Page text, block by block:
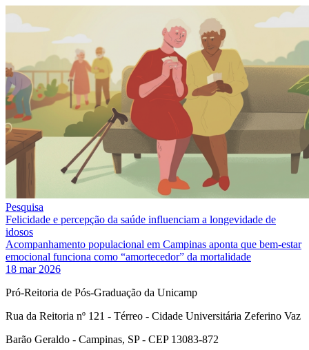
Pesquisa
Felicidade e percepção da saúde influenciam a longevidade de
idosos
Acompanhamento populacional em Campinas aponta que bem-estar
emocional funciona como “amortecedor” da mortalidade
18 mar 2026
Pró-Reitoria de Pós-Graduação da Unicamp
Rua da Reitoria nº 121 - Térreo - Cidade Universitária Zeferino Vaz
Barão Geraldo - Campinas, SP - CEP 13083-872